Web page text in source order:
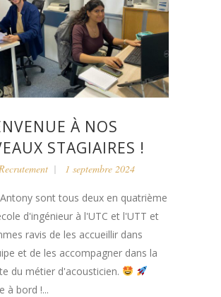
À NOS
STAGIAIRES !
Recrutement 1 septembre 2024
sont tous deux en quatrième
d'ingénieur à l'UTC et l'UTT et
ravis de les accueillir dans
et de les accompagner dans la
du métier d'acousticien.
à bord !...